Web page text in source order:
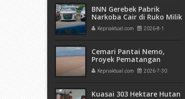
Bulan
BNN Gerebek Pabrik
Narkoba Cair di Ruko Milik
AHr, Alphard Disita
Terdaftar Atas Nama PT
Kepriaktual.com 2026-8-1
Cemari Pantai Nemo,
Proyek Pematangan
Lahan Teluk Mata Ikan
Diduga Tidak Kantongi
Kepriaktual.com 2026-7-30
Kuasai 303 Hektare Hutan